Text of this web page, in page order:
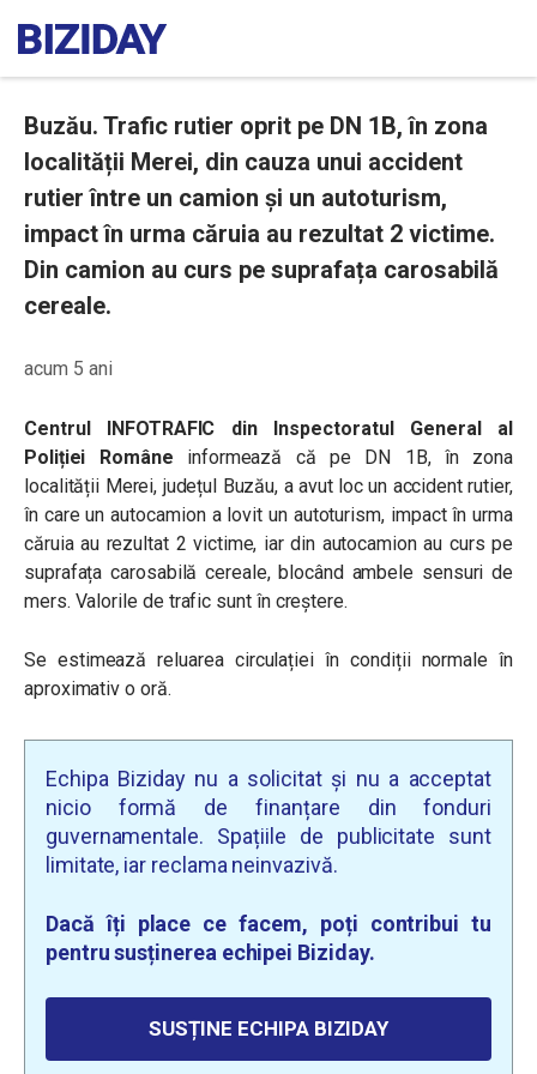
Buzău. Trafic rutier oprit pe DN 1B, în zona
localității Merei, din cauza unui accident
rutier între un camion și un autoturism,
impact în urma căruia au rezultat 2 victime.
Din camion au curs pe suprafața carosabilă
cereale.
acum 5 ani
Centrul INFOTRAFIC din Inspectoratul General al
Poliției Române
informează că pe DN 1B, în zona
localității Merei, județul Buzău, a avut loc un accident rutier,
în care un autocamion a lovit un autoturism, impact în urma
căruia au rezultat 2 victime, iar din autocamion au curs pe
suprafața carosabilă cereale, blocând ambele sensuri de
mers. Valorile de trafic sunt în creștere.
Se estimează reluarea circulației în condiții normale în
aproximativ o oră.
Echipa Biziday nu a solicitat și nu a acceptat
nicio formă de finanțare din fonduri
guvernamentale. Spațiile de publicitate sunt
limitate, iar reclama neinvazivă.
Dacă îți place ce facem, poți contribui tu
pentru susținerea echipei Biziday.
SUSȚINE ECHIPA BIZIDAY